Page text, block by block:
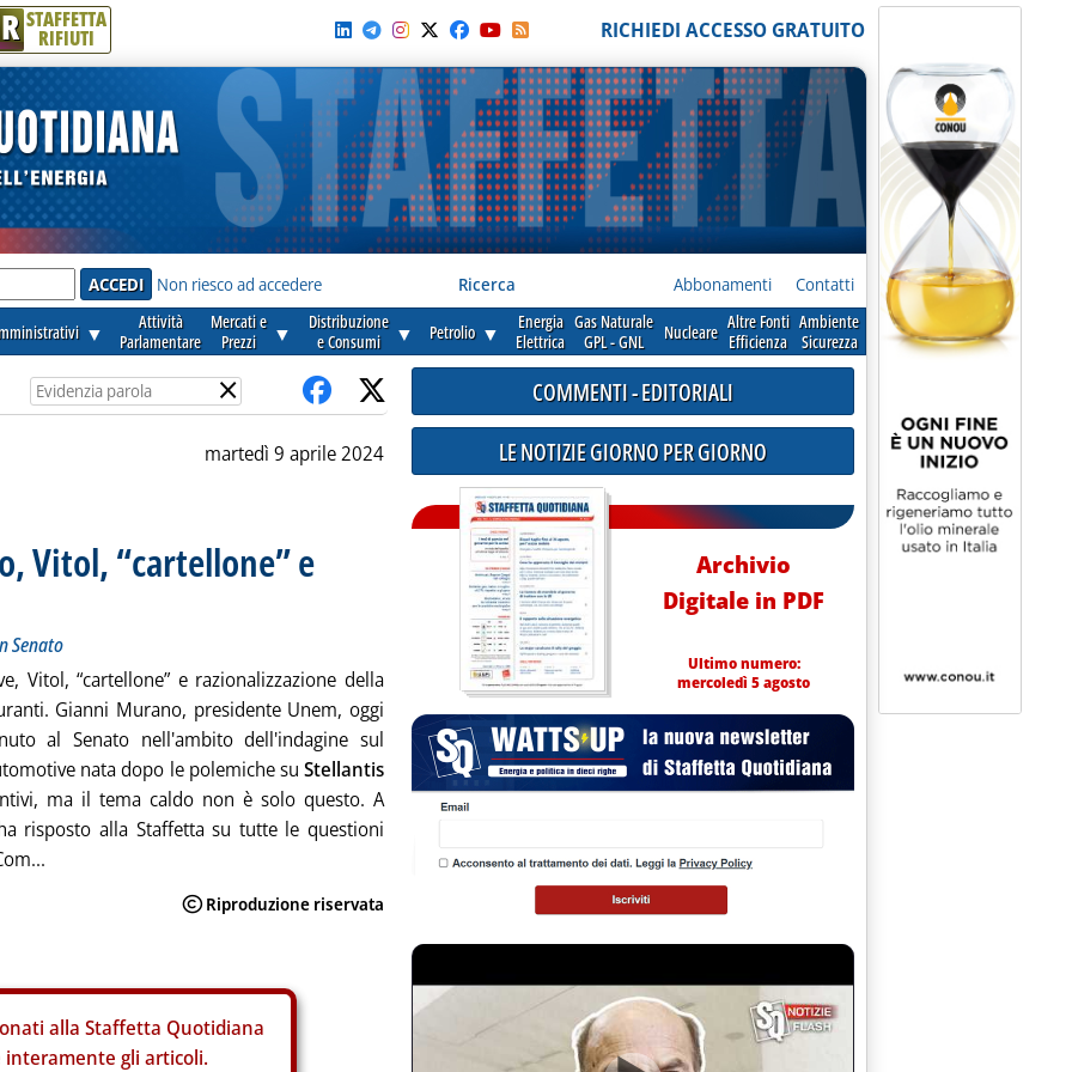
R STAFFETTA
RIFIUTI RICHIEDI ACCESSO GRATUITO
Non riesco ad accedere Ricerca Abbonamenti Contatti
▼
Attività
Parlamentare
Mercati e
Prezzi
▼
Distribuzione
e Consumi
▼ Petrolio ▼
Energia
Elettrica
Gas Naturale
GPL - GNL
Nucleare Altre Fonti
Efficienza
Ambiente
Sicurezza
×
martedì 9 aprile 2024
Vitol, “cartellone” e
Senato
Vitol, “cartellone” e razionalizzazione della
Gianni Murano, presidente Unem, oggi
al Senato nell'ambito dell'indagine sul
nata dopo le polemiche su Stellantis
ma il tema caldo non è solo questo. A
risposto alla Staffetta su tutte le questioni
alla Staffetta Quotidiana
interamente gli articoli.
COMMENTI - EDITORIALI
LE NOTIZIE GIORNO PER GIORNO
Archivio
Digitale in PDF
Ultimo numero:
mercoledì 5 agosto